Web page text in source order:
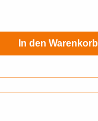
In den Warenkorb